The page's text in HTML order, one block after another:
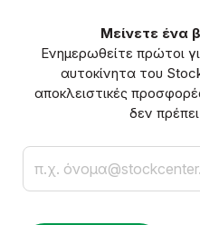
Μείνετε ένα
Ενημερωθείτε πρώτοι
αυτοκίνητα του
αποκλειστικές
δεν